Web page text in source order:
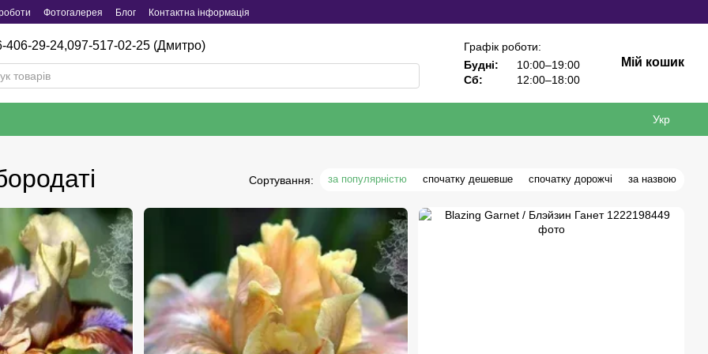
Фотогалерея Блог Контактна інформація
406-29-24,097-517-02-25 (Дмитро)
Графік роботи:
Будні:
10:00–19:00
Сб:
12:00–18:00
Мій кошик
Укр
Сортування: за популярністю спочатку дешевше спочатку дорожчі за назвою